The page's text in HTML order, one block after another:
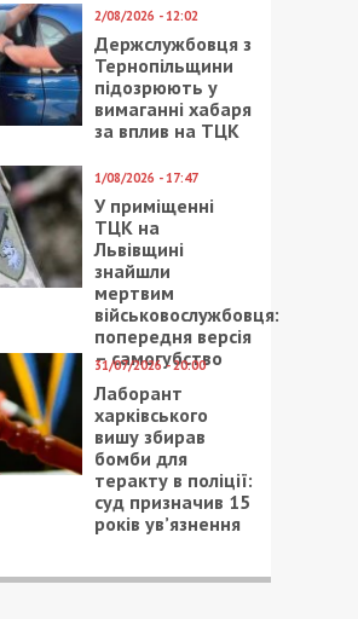
2/08/2026 - 12:02
Держслужбовця з
Тернопільщини
підозрюють у
вимаганні хабаря
за вплив на ТЦК
1/08/2026 - 17:47
У приміщенні
ТЦК на
Львівщині
знайшли
мертвим
військовослужбовця:
попередня версія
– самогубство
31/07/2026 - 20:00
Лаборант
харківського
вишу збирав
бомби для
теракту в поліції:
суд призначив 15
років ув’язнення